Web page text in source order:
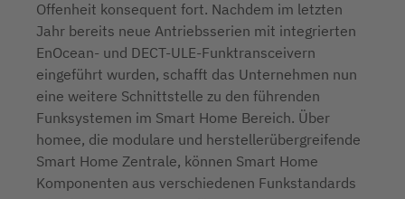
Offenheit konsequent fort. Nachdem im letzten
Jahr bereits neue Antriebsserien mit integrierten
EnOcean- und DECT-ULE-Funktransceivern
eingeführt wurden, schafft das Unternehmen nun
eine weitere Schnittstelle zu den führenden
Funksystemen im Smart Home Bereich. Über
homee, die modulare und herstellerübergreifende
Smart Home Zentrale, können Smart Home
Komponenten aus verschiedenen Funkstandards